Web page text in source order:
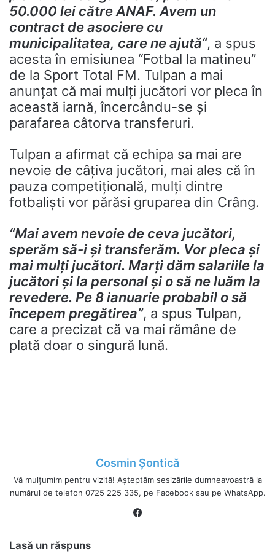
50.000 lei către ANAF. Avem un
contract de asociere cu
municipalitatea, care ne ajută“, a spus
acesta în emisiunea “Fotbal la matineu”
de la Sport Total FM. Tulpan a mai
anunţat că mai mulţi jucători vor pleca în
această iarnă, încercându-se şi
parafarea câtorva transferuri.
Tulpan a afirmat că echipa sa mai are
nevoie de câțiva jucători, mai ales că în
pauza competițională, mulți dintre
fotbaliști vor părăsi gruparea din Crâng.
“Mai avem nevoie de ceva jucători,
sperăm să-i şi transferăm. Vor pleca şi
mai mulţi jucători. Marţi dăm salariile la
jucători şi la personal şi o să ne luăm la
revedere. Pe 8 ianuarie probabil o să
începem pregătirea”, a spus Tulpan,
care a precizat că va mai rămâne de
plată doar o singură lună.
Cosmin Șontică
Vă mulțumim pentru vizită! Așteptăm sesizările dumneavoastră la
numărul de telefon 0725 225 335, pe Facebook sau pe WhatsApp.
Lasă un răspuns